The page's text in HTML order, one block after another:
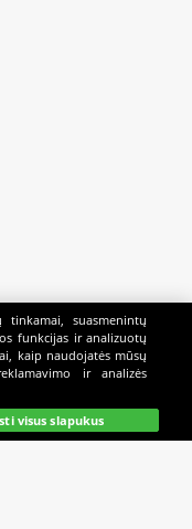
Mano Kazino
tinkamai, suasmenintų
funkcijas ir analizuotų
kaip naudojatės mūsų
ir analizės
visus slapukus